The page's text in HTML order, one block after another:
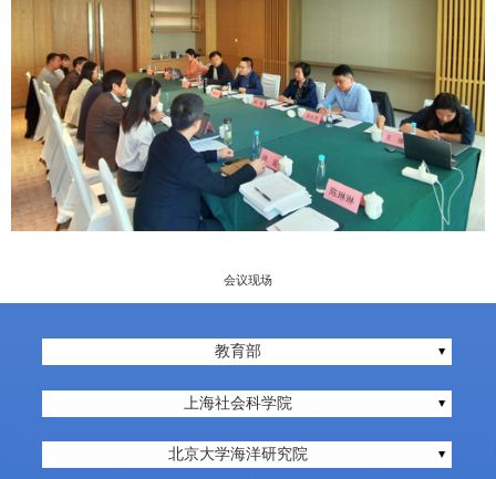
会议现场
教育部
上海社会科学院
北京大学海洋研究院